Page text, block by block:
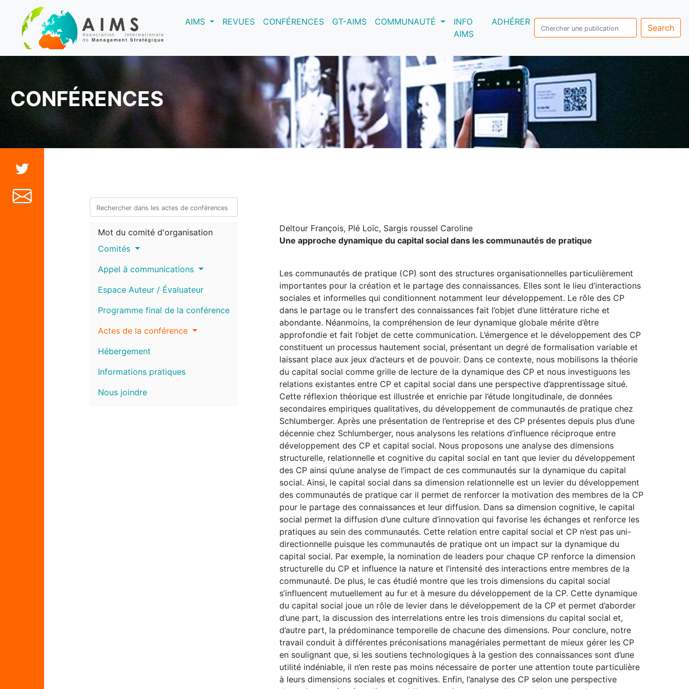
AIMS(current)REVUES CONFÉRENCES GT-AIMS COMMUNAUTÉ
INFO
AIMS
ADHÉRER
Search
CONFÉRENCES
Mot du comité d'organisation
Comités
Appel à communications
Espace Auteur / Évaluateur
Programme final de la conférence
Actes de la conférence
Hébergement
Informations pratiques
Nous joindre
Deltour François, Plé Loïc, Sargis roussel Caroline
Une approche dynamique du capital social dans les communautés de pratique
Les communautés de pratique (CP) sont des structures organisationnelles particulièrement
importantes pour la création et le partage des connaissances. Elles sont le lieu d’interactions
sociales et informelles qui conditionnent notamment leur développement. Le rôle des CP
dans le partage ou le transfert des connaissances fait l’objet d’une littérature riche et
abondante. Néanmoins, la compréhension de leur dynamique globale mérite d’être
approfondie et fait l’objet de cette communication. L’émergence et le développement des CP
constituent un processus hautement social, présentant un degré de formalisation variable et
laissant place aux jeux d’acteurs et de pouvoir. Dans ce contexte, nous mobilisons la théorie
du capital social comme grille de lecture de la dynamique des CP et nous investiguons les
relations existantes entre CP et capital social dans une perspective d’apprentissage situé.
Cette réflexion théorique est illustrée et enrichie par l’étude longitudinale, de données
secondaires empiriques qualitatives, du développement de communautés de pratique chez
Schlumberger. Après une présentation de l’entreprise et des CP présentes depuis plus d’une
décennie chez Schlumberger, nous analysons les relations d’influence réciproque entre
développement des CP et capital social. Nous proposons une analyse des dimensions
structurelle, relationnelle et cognitive du capital social en tant que levier du développement
des CP ainsi qu’une analyse de l’impact de ces communautés sur la dynamique du capital
social. Ainsi, le capital social dans sa dimension relationnelle est un levier du développement
des communautés de pratique car il permet de renforcer la motivation des membres de la CP
pour le partage des connaissances et leur diffusion. Dans sa dimension cognitive, le capital
social permet la diffusion d’une culture d’innovation qui favorise les échanges et renforce les
pratiques au sein des communautés. Cette relation entre capital social et CP n’est pas uni-
directionnelle puisque les communautés de pratique ont un impact sur la dynamique du
capital social. Par exemple, la nomination de leaders pour chaque CP renforce la dimension
structurelle du CP et influence la nature et l’intensité des interactions entre membres de la
communauté. De plus, le cas étudié montre que les trois dimensions du capital social
s’influencent mutuellement au fur et à mesure du développement de la CP. Cette dynamique
du capital social joue un rôle de levier dans le développement de la CP et permet d’aborder
d’une part, la discussion des interrelations entre les trois dimensions du capital social et,
d’autre part, la prédominance temporelle de chacune des dimensions. Pour conclure, notre
travail conduit à différentes préconisations managériales permettant de mieux gérer les CP
en soulignant que, si les soutiens technologiques à la gestion des connaissances sont d’une
utilité indéniable, il n’en reste pas moins nécessaire de porter une attention toute particulière
à leurs dimensions sociales et cognitives. Enfin, l’analyse des CP selon une perspective